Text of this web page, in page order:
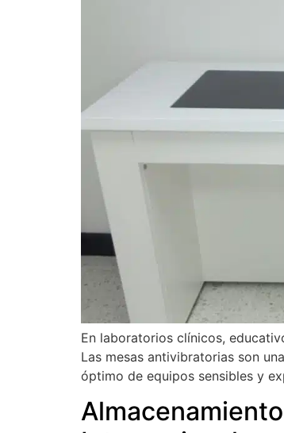
En laboratorios clínicos,
Las mesas antivibratorias son
óptimo de equipos sensibles y